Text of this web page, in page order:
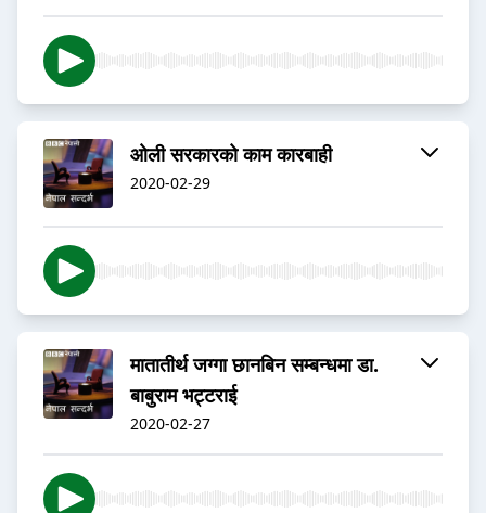
ओली सरकारको काम कारबाही
2020-02-29
मातातीर्थ जग्गा छानबिन सम्बन्धमा डा.
बाबुराम भट्टराई
2020-02-27